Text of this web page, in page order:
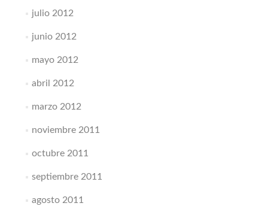
julio 2012
junio 2012
mayo 2012
abril 2012
marzo 2012
noviembre 2011
octubre 2011
septiembre 2011
agosto 2011